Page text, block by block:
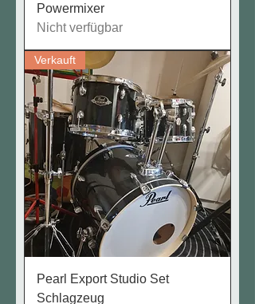
Powermixer
Nicht verfügbar
Verkauft
Pearl Export Studio Set
Schlagzeug